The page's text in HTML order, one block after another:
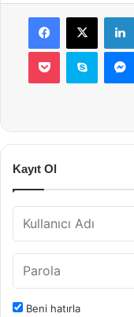
Facebook
X
Pocket Skype
Kayıt Ol
Beni hatırla